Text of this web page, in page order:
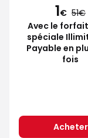
1€ 51
Avec le
spéciale
Payable en
fois
Acheter